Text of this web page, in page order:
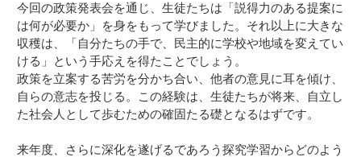
今回の政策発表会を通じ、生徒たちは「説得力のある提案に
は何が必要か」を身をもって学びました。それ以上に大きな
収穫は、「自分たちの手で、民主的に学校や地域を変えてい
ける」という手応えを得たことでしょう。
政策を立案する苦労を分かち合い、他者の意見に耳を傾け、
自らの意志を投じる。この経験は、生徒たちが将来、自立し
た社会人として歩むための確固たる礎となるはずです。
来年度、さらに深化を遂げるであろう探究学習からどのよう